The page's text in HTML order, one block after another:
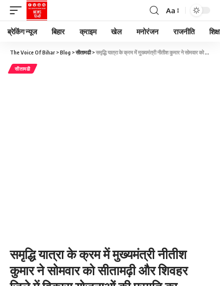
Aa
ब्रेकिंग न्यूज बिहार क्राइम खेल मनोरंजन राजनीति
The Voice Of Bihar >Blog >सीतामढी>समृद्धि यात्रा के क्रम में मुख्यमंत्री नीतीश कुमार ने सोमवार को सीतामढ़ी और शिवहर जिले में विकास योजनाओं की प्रगति का जायजा लिया।
सीतामढी
समृद्धि यात्रा के क्रम में मुख्यमंत्री नीतीश
कुमार ने सोमवार को सीतामढ़ी और शिवहर